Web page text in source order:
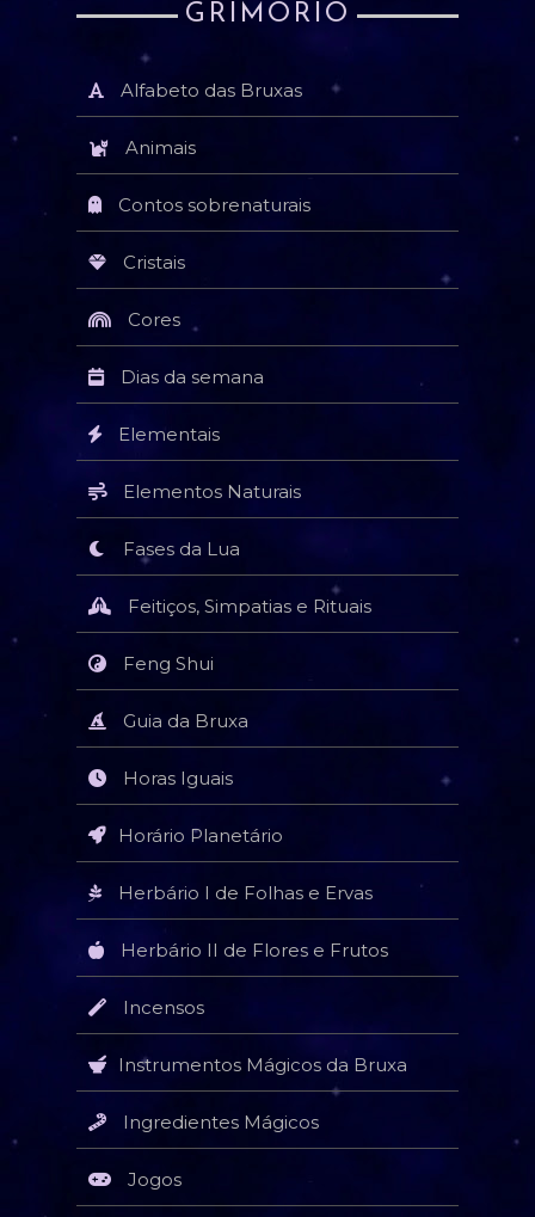
GRIMÓRIO
Alfabeto das Bruxas
Animais
Contos sobrenaturais
Cristais
Cores
Dias da semana
Elementais
Elementos Naturais
Fases da Lua
Feitiços, Simpatias e Rituais
Feng Shui
Guia da Bruxa
Horas Iguais
Horário Planetário
Herbário I de Folhas e Ervas
Herbário II de Flores e Frutos
Incensos
Instrumentos Mágicos da Bruxa
Ingredientes Mágicos
Jogos